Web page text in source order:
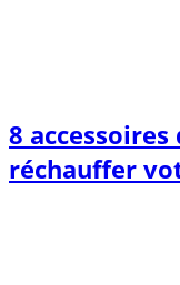
8
réchauffer